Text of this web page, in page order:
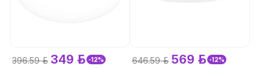
396.59 р. 349 р. -12% 646.59 р. 569 р. -12%